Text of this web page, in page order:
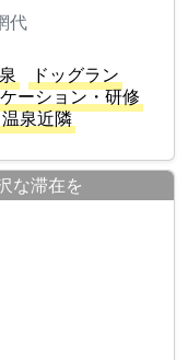
代
ドッグラン
ーション・研修
温泉近隣
な滞在を